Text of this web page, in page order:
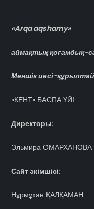
«Arqa aqshamy»
аймақтық қоғамдық-
Меншік иесі-
«КЕНТ» БАСПА ҮЙІ
Директоры:
Эльмира ОМАРХАНОВА
Сайт әкімшісі:
Нұрмұхан ҚАЛҚАМАН